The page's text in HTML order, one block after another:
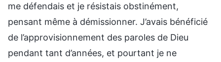
me défendais et je résistais obstinément,
pensant même à démissionner. J’avais bénéficié
de l’approvisionnement des paroles de Dieu
pendant tant d’années, et pourtant je ne